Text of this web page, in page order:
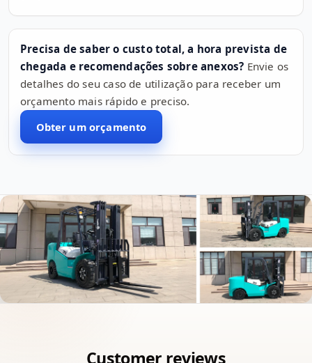
Precisa de saber o custo total, a hora prevista de
chegada e recomendações sobre anexos? Envie os
detalhes do seu caso de utilização para receber um
orçamento mais rápido e preciso.
Obter um orçamento